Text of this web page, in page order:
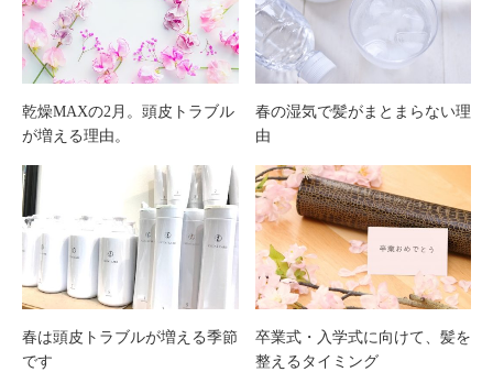
乾燥MAXの2月。頭皮トラブル
が増える理由。
春の湿気で髪がまとまらない理
由
春は頭皮トラブルが増える季節
です
卒業式・入学式に向けて、髪を
整えるタイミング